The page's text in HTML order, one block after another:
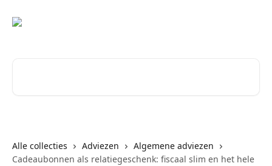
Alle collecties Adviezen
Algemene adviezen
Cadeaubonnen als relatiegeschenk: fiscaal slim en het hele